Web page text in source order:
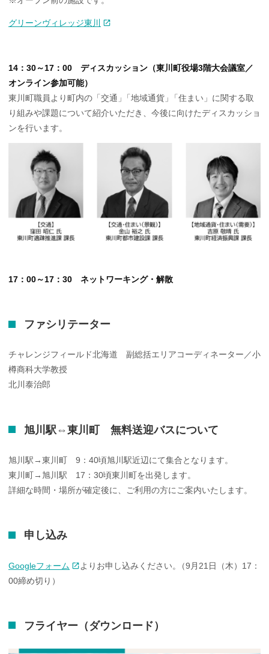
グリーンヴィレッジ東川
14：30～17：00 ディスカッション（東川町役場3階大会議室／
オンライン参加可能）
東川町職員より町内の「交通 」 「地域通貨 」
「住まい」に関する取
り組みや課題について紹介いただき、今後に向けたディスカッショ
ンを行います。
17：00～17：30 ネットワーキング・解散
ファシリテーター
チャレンジフィールド北海道 副総括エリアコーディネーター／小
樽商科大学教授
北川泰治郎
旭川駅⇔東川町 無料送迎バスについて
旭川駅→東川町 9：40頃旭川駅近辺にて集合となります。
東川町→旭川駅 17：30頃東川町を出発します。
詳細な時間・場所が確定後に、ご利用の方にご案内いたします。
申し込み
Googleフォーム よりお申し込みください。
（9月21日（木）17：
00締め切り）
フライヤー （ダウンロード）